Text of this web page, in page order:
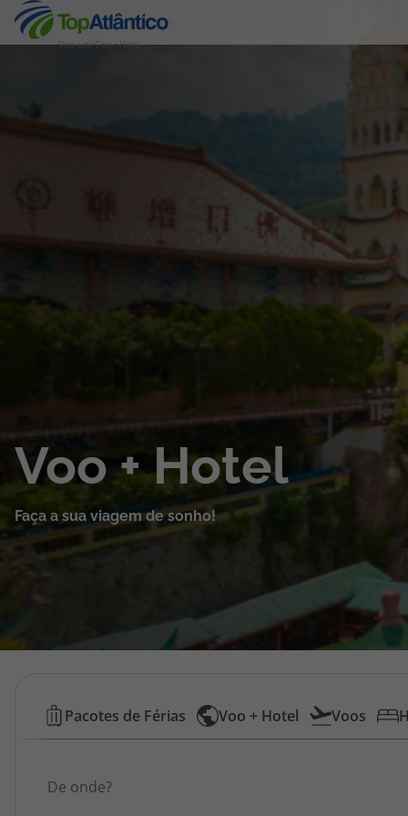
Voos Low Cost + Hotel
Destinos
Voos + Hotel
Pacotes de Férias
Cruzeiros
Promoções
Especialistas
Cheque Viagem
Voo + Hotel
Faça a sua viagem de sonho!
Voos
Low
Cost
Pacotes de Férias Voo + Hotel Voos